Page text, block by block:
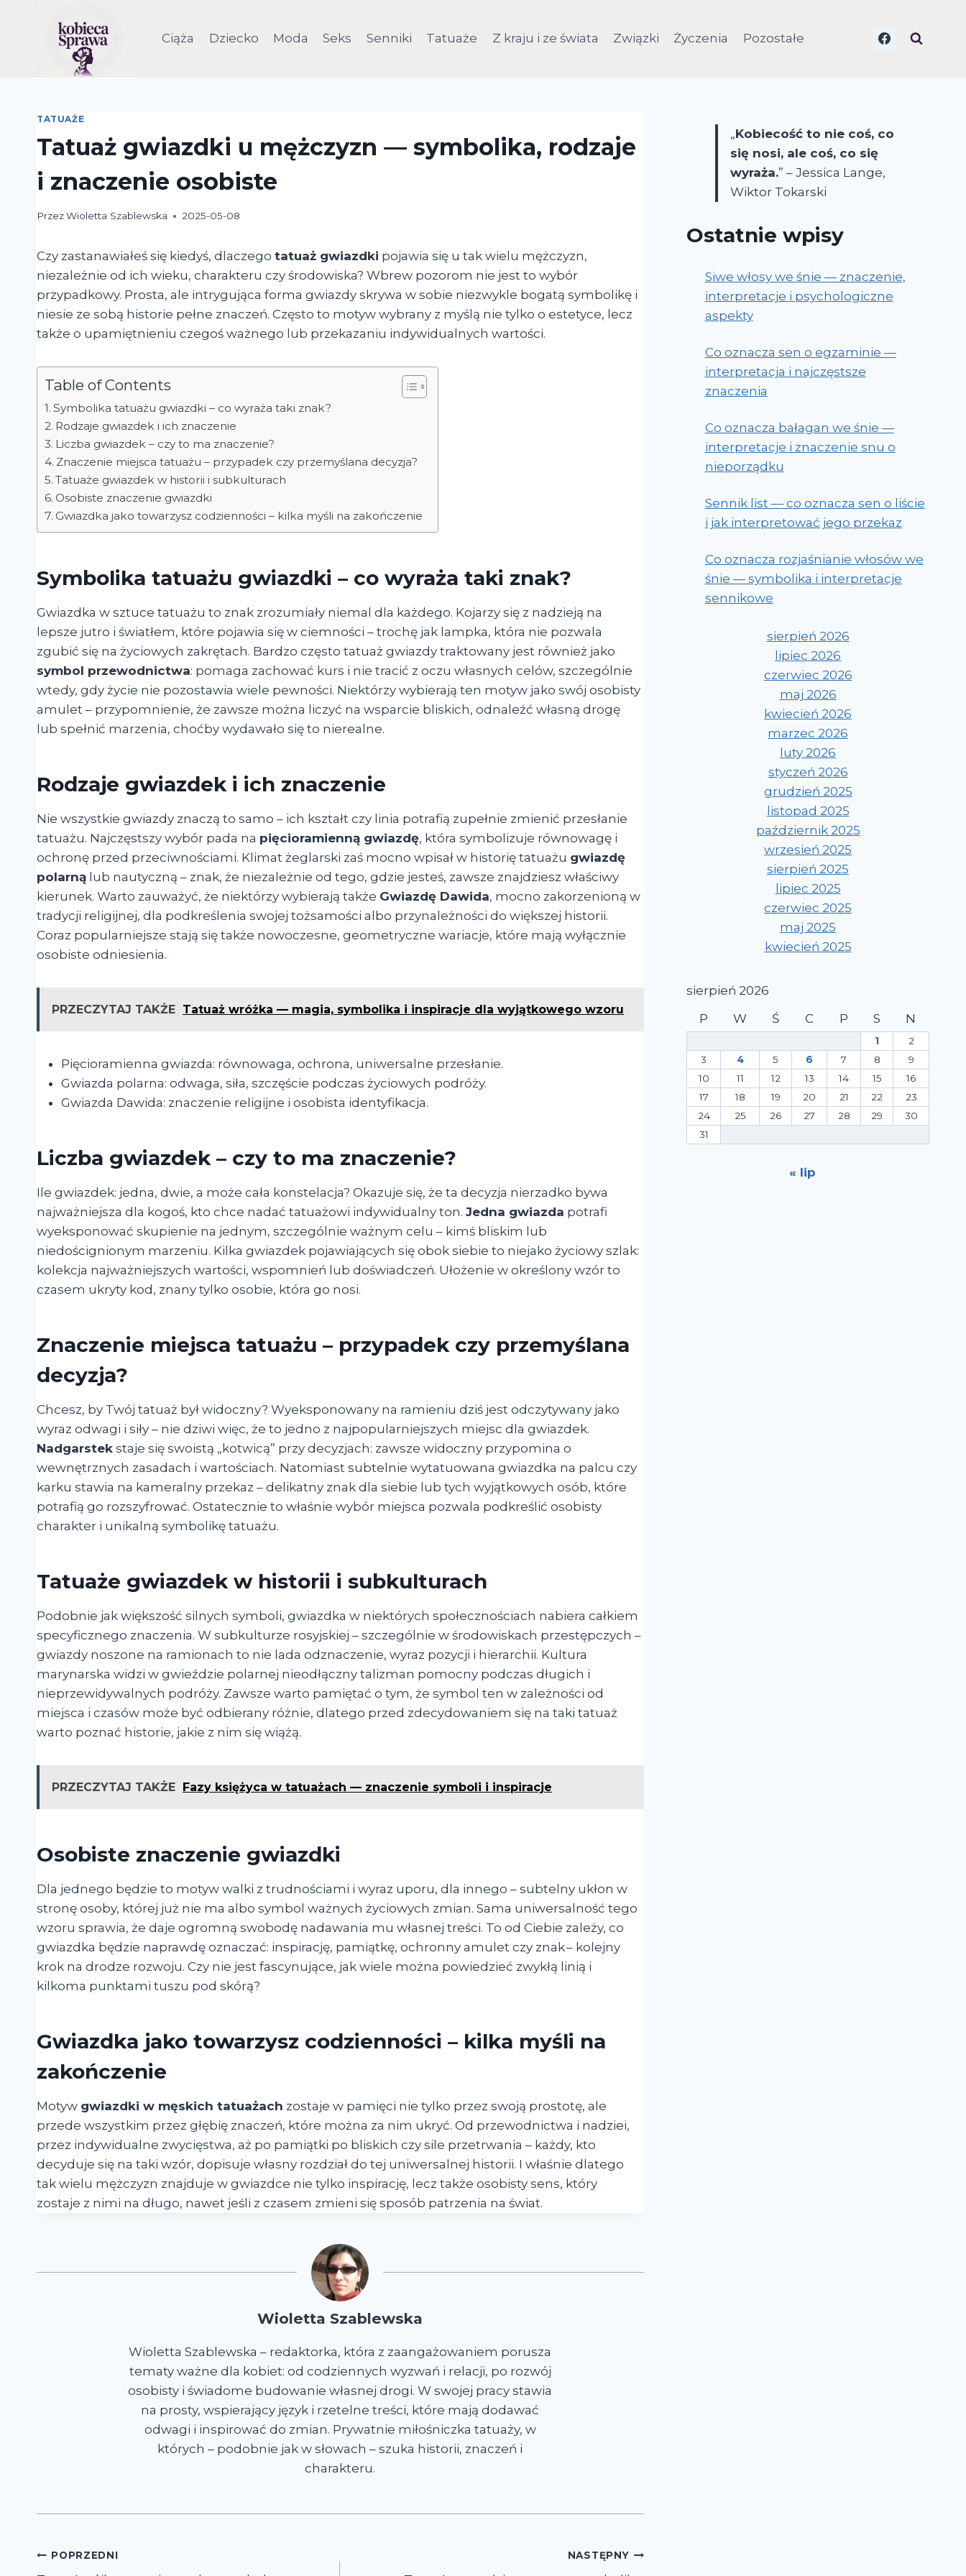
Ciąża Dziecko Moda Seks Senniki Tatuaże Z kraju i ze świata Związki Życzenia Pozostałe
TATUAŻE
Tatuaż gwiazdki u mężczyzn — symbolika, rodzaje
i znaczenie osobiste
PrzezWioletta Szablewska 2025-05-08
Czy zastanawiałeś się kiedyś, dlaczego tatuaż gwiazdki pojawia się u tak wielu mężczyzn,
niezależnie od ich wieku, charakteru czy środowiska? Wbrew pozorom nie jest to wybór
przypadkowy. Prosta, ale intrygująca forma gwiazdy skrywa w sobie niezwykle bogatą symbolikę i
niesie ze sobą historie pełne znaczeń. Często to motyw wybrany z myślą nie tylko o estetyce, lecz
także o upamiętnieniu czegoś ważnego lub przekazaniu indywidualnych wartości.
Table of Contents
Symbolika tatuażu gwiazdki – co wyraża taki znak?
Rodzaje gwiazdek i ich znaczenie
Liczba gwiazdek – czy to ma znaczenie?
Znaczenie miejsca tatuażu – przypadek czy przemyślana decyzja?
Tatuaże gwiazdek w historii i subkulturach
Osobiste znaczenie gwiazdki
Gwiazdka jako towarzysz codzienności – kilka myśli na zakończenie
Symbolika tatuażu gwiazdki – co wyraża taki znak?
Gwiazdka w sztuce tatuażu to znak zrozumiały niemal dla każdego. Kojarzy się z nadzieją na
lepsze jutro i światłem, które pojawia się w ciemności – trochę jak lampka, która nie pozwala
zgubić się na życiowych zakrętach. Bardzo często tatuaż gwiazdy traktowany jest również jako
symbol przewodnictwa: pomaga zachować kurs i nie tracić z oczu własnych celów, szczególnie
wtedy, gdy życie nie pozostawia wiele pewności. Niektórzy wybierają ten motyw jako swój osobisty
amulet – przypomnienie, że zawsze można liczyć na wsparcie bliskich, odnaleźć własną drogę
lub spełnić marzenia, choćby wydawało się to nierealne.
Rodzaje gwiazdek i ich znaczenie
Nie wszystkie gwiazdy znaczą to samo – ich kształt czy linia potrafią zupełnie zmienić przesłanie
tatuażu. Najczęstszy wybór pada na pięcioramienną gwiazdę, która symbolizuje równowagę i
ochronę przed przeciwnościami. Klimat żeglarski zaś mocno wpisał w historię tatuażu gwiazdę
polarną lub nautyczną – znak, że niezależnie od tego, gdzie jesteś, zawsze znajdziesz właściwy
kierunek. Warto zauważyć, że niektórzy wybierają także Gwiazdę Dawida, mocno zakorzenioną w
tradycji religijnej, dla podkreślenia swojej tożsamości albo przynależności do większej historii.
Coraz popularniejsze stają się także nowoczesne, geometryczne wariacje, które mają wyłącznie
osobiste odniesienia.
PRZECZYTAJ TAKŻE Tatuaż wróżka — magia, symbolika i inspiracje dla wyjątkowego wzoru
Pięcioramienna gwiazda: równowaga, ochrona, uniwersalne przesłanie.
Gwiazda polarna: odwaga, siła, szczęście podczas życiowych podróży.
Gwiazda Dawida: znaczenie religijne i osobista identyfikacja.
Liczba gwiazdek – czy to ma znaczenie?
Ile gwiazdek: jedna, dwie, a może cała konstelacja? Okazuje się, że ta decyzja nierzadko bywa
najważniejsza dla kogoś, kto chce nadać tatuażowi indywidualny ton. Jedna gwiazda potrafi
wyeksponować skupienie na jednym, szczególnie ważnym celu – kimś bliskim lub
niedoścignionym marzeniu. Kilka gwiazdek pojawiających się obok siebie to niejako życiowy szlak:
kolekcja najważniejszych wartości, wspomnień lub doświadczeń. Ułożenie w określony wzór to
czasem ukryty kod, znany tylko osobie, która go nosi.
Znaczenie miejsca tatuażu – przypadek czy przemyślana
decyzja?
Chcesz, by Twój tatuaż był widoczny? Wyeksponowany na ramieniu dziś jest odczytywany jako
wyraz odwagi i siły – nie dziwi więc, że to jedno z najpopularniejszych miejsc dla gwiazdek.
Nadgarstek staje się swoistą „kotwicą” przy decyzjach: zawsze widoczny przypomina o
wewnętrznych zasadach i wartościach. Natomiast subtelnie wytatuowana gwiazdka na palcu czy
karku stawia na kameralny przekaz – delikatny znak dla siebie lub tych wyjątkowych osób, które
potrafią go rozszyfrować. Ostatecznie to właśnie wybór miejsca pozwala podkreślić osobisty
charakter i unikalną symbolikę tatuażu.
Tatuaże gwiazdek w historii i subkulturach
Podobnie jak większość silnych symboli, gwiazdka w niektórych społecznościach nabiera całkiem
specyficznego znaczenia. W subkulturze rosyjskiej – szczególnie w środowiskach przestępczych –
gwiazdy noszone na ramionach to nie lada odznaczenie, wyraz pozycji i hierarchii. Kultura
marynarska widzi w gwieździe polarnej nieodłączny talizman pomocny podczas długich i
nieprzewidywalnych podróży. Zawsze warto pamiętać o tym, że symbol ten w zależności od
miejsca i czasów może być odbierany różnie, dlatego przed zdecydowaniem się na taki tatuaż
warto poznać historie, jakie z nim się wiążą.
PRZECZYTAJ TAKŻE Fazy księżyca w tatuażach — znaczenie symboli i inspiracje
Osobiste znaczenie gwiazdki
Dla jednego będzie to motyw walki z trudnościami i wyraz uporu, dla innego – subtelny ukłon w
stronę osoby, której już nie ma albo symbol ważnych życiowych zmian. Sama uniwersalność tego
wzoru sprawia, że daje ogromną swobodę nadawania mu własnej treści. To od Ciebie zależy, co
gwiazdka będzie naprawdę oznaczać: inspirację, pamiątkę, ochronny amulet czy znak – kolejny
krok na drodze rozwoju. Czy nie jest fascynujące, jak wiele można powiedzieć zwykłą linią i
kilkoma punktami tuszu pod skórą?
Gwiazdka jako towarzysz codzienności – kilka myśli na
zakończenie
Motyw gwiazdki w męskich tatuażach zostaje w pamięci nie tylko przez swoją prostotę, ale
przede wszystkim przez głębię znaczeń, które można za nim ukryć. Od przewodnictwa i nadziei,
przez indywidualne zwycięstwa, aż po pamiątki po bliskich czy sile przetrwania – każdy, kto
decyduje się na taki wzór, dopisuje własny rozdział do tej uniwersalnej historii. I właśnie dlatego
tak wielu mężczyzn znajduje w gwiazdce nie tylko inspirację, lecz także osobisty sens, który
zostaje z nimi na długo, nawet jeśli z czasem zmieni się sposób patrzenia na świat.
Wioletta Szablewska
Wioletta Szablewska – redaktorka, która z zaangażowaniem porusza
tematy ważne dla kobiet: od codziennych wyzwań i relacji, po rozwój
osobisty i świadome budowanie własnej drogi. W swojej pracy stawia
na prosty, wspierający język i rzetelne treści, które mają dodawać
odwagi i inspirować do zmian. Prywatnie miłośniczka tatuaży, w
których – podobnie jak w słowach – szuka historii, znaczeń i
charakteru.
Nawigacja
POPRZEDNI NASTĘPNY
„Kobiecość to nie coś, co
się nosi, ale coś, co się
wyraża.” – Jessica Lange,
Wiktor Tokarski
Ostatnie wpisy
Siwe włosy we śnie — znaczenie,
interpretacje i psychologiczne
aspekty
Co oznacza sen o egzaminie —
interpretacja i najczęstsze
znaczenia
Co oznacza bałagan we śnie —
interpretacje i znaczenie snu o
nieporządku
Sennik list — co oznacza sen o liście
i jak interpretować jego przekaz
Co oznacza rozjaśnianie włosów we
śnie — symbolika i interpretacje
sennikowe
sierpień 2026
lipiec 2026
czerwiec 2026
maj 2026
kwiecień 2026
marzec 2026
luty 2026
styczeń 2026
grudzień 2025
listopad 2025
październik 2025
wrzesień 2025
sierpień 2025
lipiec 2025
czerwiec 2025
maj 2025
kwiecień 2025
sierpień 2026
P
W Ś C P S N
1
2
3
4 5 6 7 8
9
10
11 12 13 14 15
16
17
18 19 20 21 22
23
24
25 26 27 28 29
30
31
« lip